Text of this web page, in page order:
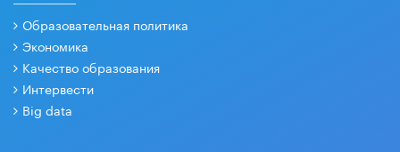
Образовательная политика
Экономика
Качество образования
Интервести
Big data